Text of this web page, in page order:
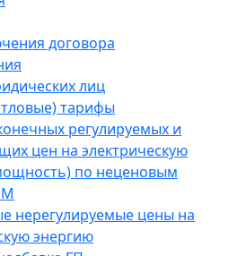
договора
лиц
тарифы
регулируемых и
цен на электрическую
по неценовым
нерегулируемые цены на
энергию